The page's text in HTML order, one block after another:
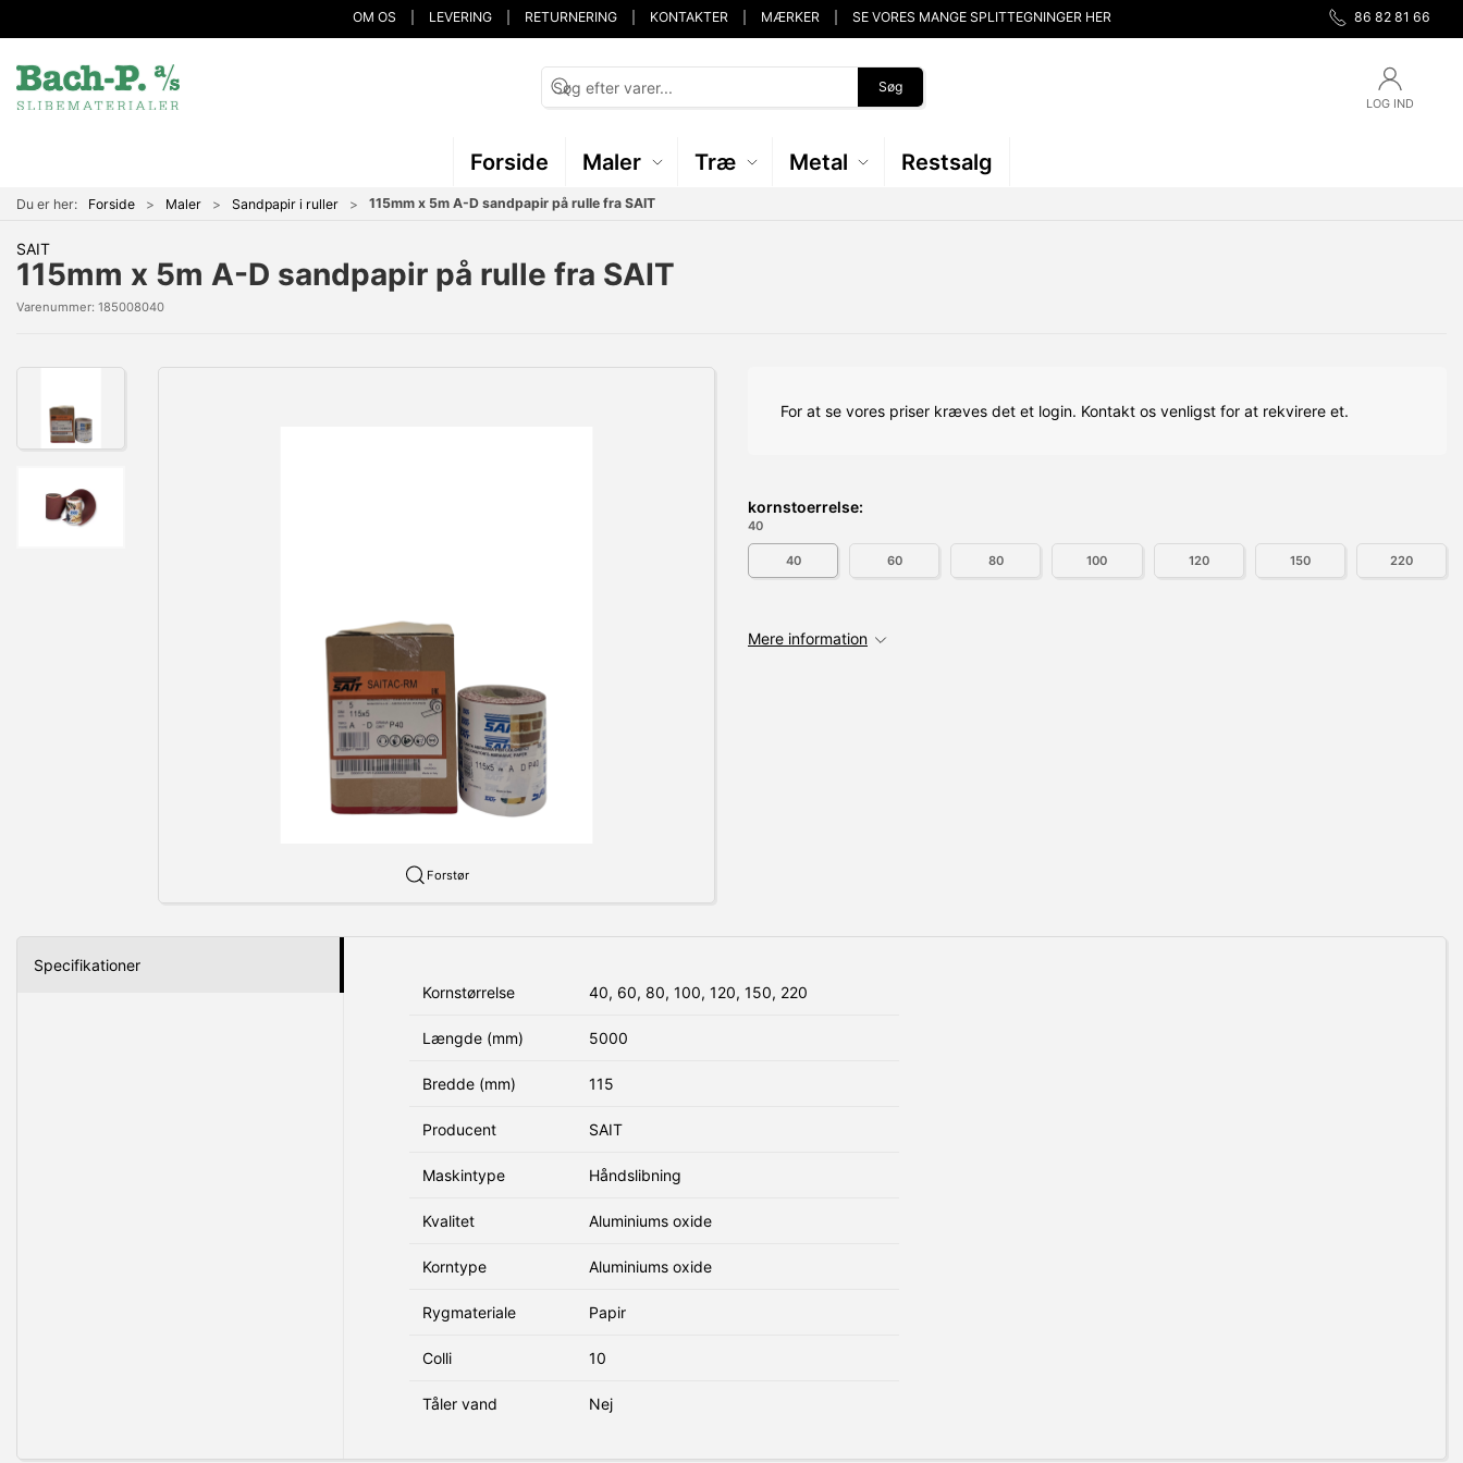
OM OS LEVERING RETURNERING KONTAKTER MÆRKER SE VORES MANGE SPLITTEGNINGER HER 86 82 81 66
Søg
LOG IND
Forside Maler Træ Metal Restsalg
Du er her: Forside Maler Sandpapir i ruller 115mm x 5m A-D sandpapir på rulle fra SAIT
SAIT
115mm x 5m A-D sandpapir på rulle fra SAIT
Varenummer: 185008040
Forstør
For at se vores priser kræves det et login. Kontakt os venligst for at rekvirere et.
kornstoerrelse:
40
40 60 80 100 120 150 220
Mere information
Specifikationer
Kornstørrelse
40, 60, 80, 100, 120, 150, 220
Længde (mm) 5000
Bredde (mm) 115
Producent SAIT
Maskintype Håndslibning
Kvalitet Aluminiums oxide
Korntype Aluminiums oxide
Rygmateriale Papir
Colli 10
Tåler vand Nej